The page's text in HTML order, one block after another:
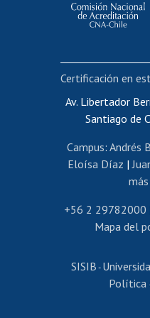
Cursos
Portal de
Certificado
Editar
Revalidación y
Postulación al
Av. Libertador
Santiago de
Campus: Andrés
Eloísa Díaz |
+56 2 29782000
Mapa del
SISIB -
Política
Certificación en